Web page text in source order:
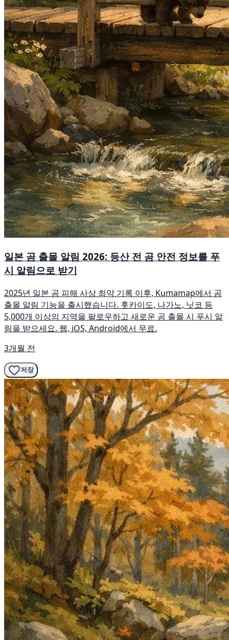
일본 곰 출몰 알림 2026: 등산 전 곰 안전 정보를 푸
시 알림으로 받기
2025년 일본 곰 피해 사상 최악 기록 이후, Kumamap에서 곰
출몰 알림 기능을 출시했습니다. 홋카이도, 나가노, 닛코 등
5,000개 이상의 지역을 팔로우하고 새로운 곰 출몰 시 푸시 알
림을 받으세요. 웹, iOS, Android에서 무료.
3개월 전
저장